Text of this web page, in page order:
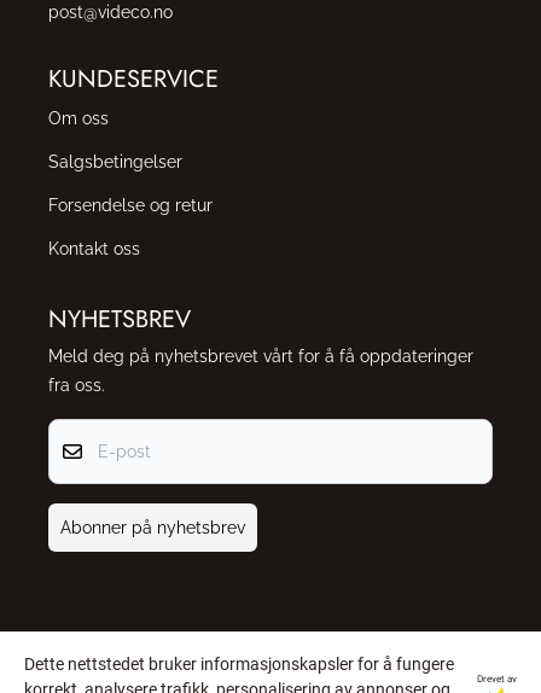
post@videco.no
KUNDESERVICE
Om oss
Salgsbetingelser
Forsendelse og retur
Kontakt oss
NYHETSBREV
Meld deg på nyhetsbrevet vårt for å få oppdateringer
fra oss.
E-post
Abonner på nyhetsbrev
Dette nettstedet bruker informasjonskapsler for å fungere
Drevet av